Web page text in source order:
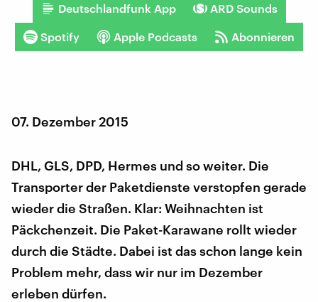
Deutschlandfunk App ARD Sounds
Spotify Apple Podcasts Abonnieren
07. Dezember 2015
DHL, GLS, DPD, Hermes und so weiter. Die
Transporter der Paketdienste verstopfen gerade
wieder die Straßen. Klar: Weihnachten ist
Päckchenzeit. Die Paket-Karawane rollt wieder
durch die Städte. Dabei ist das schon lange kein
Problem mehr, dass wir nur im Dezember
erleben dürfen.